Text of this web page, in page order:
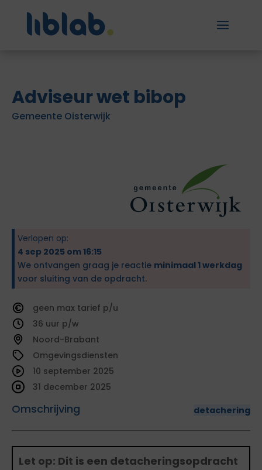
Adviseur wet bibop
Gemeente Oisterwijk
Verlopen op:
4 sep 2025 om 16:15
We ontvangen graag je reactie minimaal 1 werkdag
voor sluiting van de opdracht.
geen
tarief
36
Noord-Brabant
Omgevingsdiensten
Omschrijving detachering
10 september 2025
31 december 2025
Let op: Dit is een detacheringsopdracht